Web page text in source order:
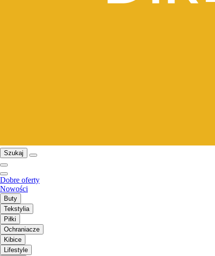
Szukaj
Dobre oferty
Nowości
Buty
Tekstylia
Piłki
Ochraniacze
Kibice
Lifestyle